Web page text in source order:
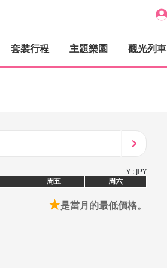
套裝行程 主題樂園 觀光列車
¥ : JPY
周五 周六
★是當月的最低價格。